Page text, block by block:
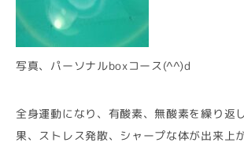
写真、パーソナルboxコース(^^)d
全身運動になり、有酸素、無酸素を繰り返
果、ストレス発散、シャープな体が出来上